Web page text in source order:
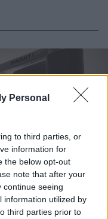
Personal
to third parties, or
information for
the below opt-out
note that after your
continue seeing
information utilized by
third parties prior to